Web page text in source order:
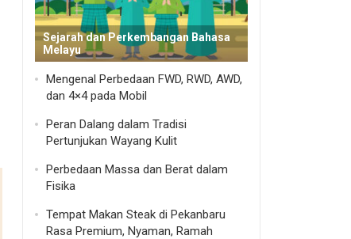
Sejarah dan Perkembangan Bahasa
Melayu
Mengenal Perbedaan FWD, RWD, AWD,
dan 4×4 pada Mobil
Peran Dalang dalam Tradisi
Pertunjukan Wayang Kulit
Perbedaan Massa dan Berat dalam
Fisika
Tempat Makan Steak di Pekanbaru
Rasa Premium, Nyaman, Ramah